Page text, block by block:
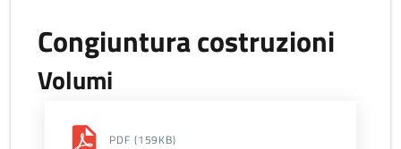
Congiuntura costruzioni
Volumi
PDF (159KB)